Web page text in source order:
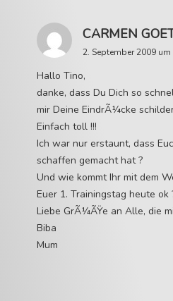
CARMEN
2. September 2009
Hallo Tino,
danke, dass Du Dich so
mir Deine EindrÃ¼cke
Einfach toll !!!
Ich war nur erstaunt, dass
schaffen gemacht hat ?
Und wie kommt Ihr mit dem
Euer 1. Trainingstag heute ok
Liebe GrÃ¼ÃŸe an Alle, die
Biba
Mum